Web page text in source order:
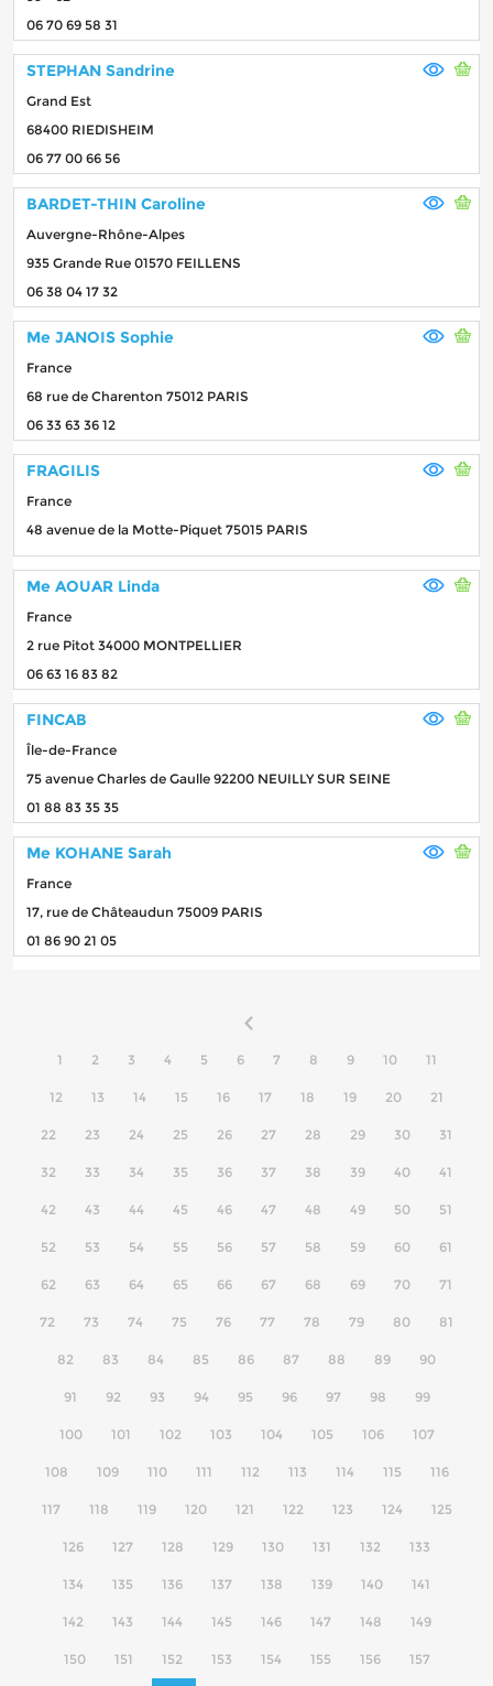
06 70 69 58 31
STEPHAN Sandrine
Grand Est
68400 RIEDISHEIM
06 77 00 66 56
BARDET-THIN Caroline
Auvergne-Rhône-Alpes
935 Grande Rue 01570 FEILLENS
06 38 04 17 32
Me JANOIS Sophie
France
68 rue de Charenton 75012 PARIS
06 33 63 36 12
FRAGILIS
France
48 avenue de la Motte-Piquet 75015 PARIS
Me AOUAR Linda
France
2 rue Pitot 34000 MONTPELLIER
06 63 16 83 82
FINCAB
Île-de-France
75 avenue Charles de Gaulle 92200 NEUILLY SUR SEINE
01 88 83 35 35
Me KOHANE Sarah
France
17, rue de Châteaudun 75009 PARIS
01 86 90 21 05
1 2 3 4 5 6 7 8 9 10 11
12 13 14 15 16 17 18 19 20 21
22 23 24 25 26 27 28 29 30 31
32 33 34 35 36 37 38 39 40 41
42 43 44 45 46 47 48 49 50 51
52 53 54 55 56 57 58 59 60 61
62 63 64 65 66 67 68 69 70 71
72 73 74 75 76 77 78 79 80 81
82 83 84 85 86 87 88 89 90
91 92 93 94 95 96 97 98 99
100 101 102 103 104 105 106 107
108 109 110 111 112 113 114 115 116
117 118 119 120 121 122 123 124 125
126 127 128 129 130 131 132 133
134 135 136 137 138 139 140 141
142 143 144 145 146 147 148 149
150 151 152 153 154 155 156 157